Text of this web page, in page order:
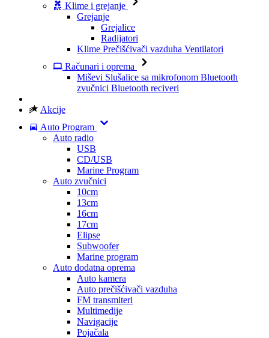
Klime i grejanje
Grejanje
Grejalice
Radijatori
Klime Prečišćivači vazduha Ventilatori
Računari i oprema
Miševi Slušalice sa mikrofonom Bluetooth
zvučnici Bluetooth reciveri
Akcije
Auto Program
Auto radio
USB
CD/USB
Marine Program
Auto zvučnici
10cm
13cm
16cm
17cm
Elipse
Subwoofer
Marine program
Auto dodatna oprema
Auto kamera
Auto prečišćivači vazduha
FM transmiteri
Multimedije
Navigacije
Pojačala